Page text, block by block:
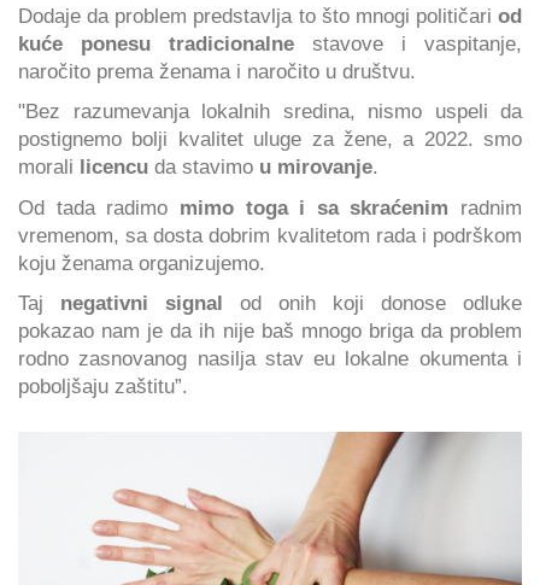
Dodaje da problem predstavlja to što mnogi političari od
kuće ponesu tradicionalne stavove i vaspitanje,
naročito prema ženama i naročito u društvu.
"Bez razumevanja lokalnih sredina, nismo uspeli da
postignemo bolji kvalitet uluge za žene, a 2022. smo
morali licencu da stavimo u mirovanje.
Od tada radimo mimo toga i sa skraćenim radnim
vremenom, sa dosta dobrim kvalitetom rada i podrškom
koju ženama organizujemo.
Taj negativni signal
od onih koji donose odluke
pokazao nam je da ih nije baš mnogo briga da problem
rodno zasnovanog nasilja stav eu lokalne okumenta i
poboljšaju zaštitu”.